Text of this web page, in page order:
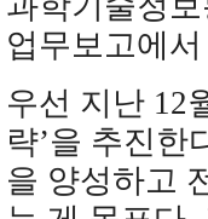
업무보고에
우선 지난 12
략’을 추진한
을 양성하고